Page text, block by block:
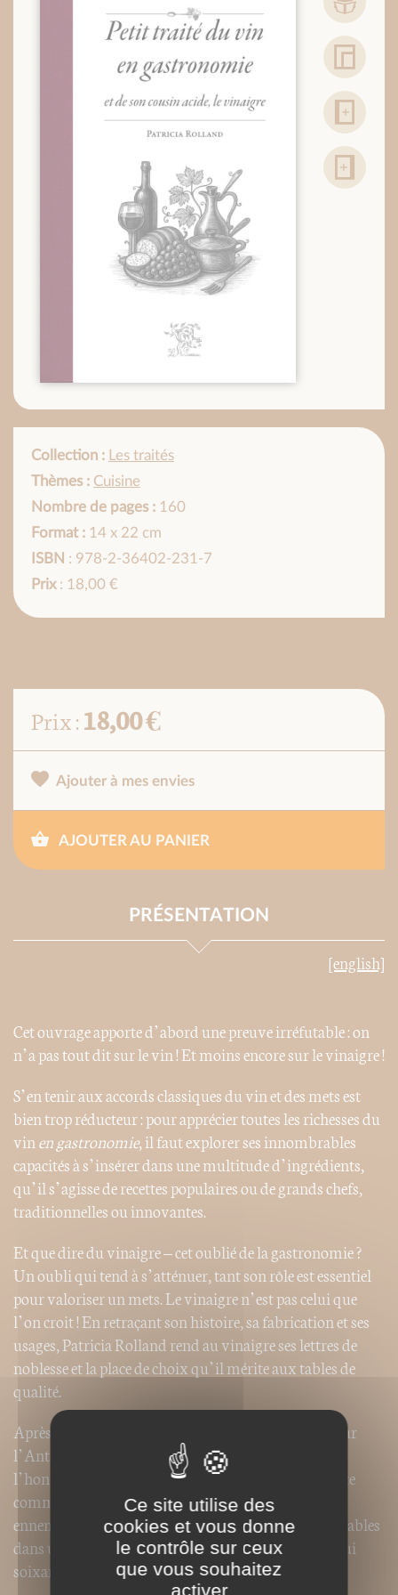
Collection : Les traités
Thèmes : Cuisine
Nombre de pages : 160
Format : 14 x 22 cm
ISBN : 978-2-36402-231-7
Prix: 18,00 €
Prix :18,00 €
Ajouter à mes envies
AJOUTER AU PANIER
PRÉSENTATION
[english]
Cet ouvrage apporte d’abord une preuve irréfutable : on
n’a pas tout dit sur le vin ! Et moins encore sur le vinaigre !
S’en tenir aux accords classiques du vin et des mets est
bien trop réducteur : pour apprécier toutes les richesses du
vinen gastronomie, il faut explorer ses innombrables
capacités à s’insérer dans une multitude d’ingrédients,
qu’il s’agisse de recettes populaires ou de grands chefs,
traditionnelles ou innovantes.
Et que dire du vinaigre – cet oublié de la gastronomie ?
Un oubli qui tend à s’atténuer, tant son rôle est essentiel
pour valoriser un mets. Le vinaigre n’est pas celui que
l’on croit ! En retraçant son histoire, sa fabrication et ses
usages, Patricia Rolland rend au vinaigre ses lettres de
noblesse et la place de choix qu’il mérite aux tables de
qualité.
Après un périple sur les cinq continents – et même sur
l’Antarctique ! – où vin et vinaigre sont partout à
l’honneur, dans l’assiette ou le verre, l’ouvrage relate
comment ces deux frères de la vigne, apparemment
ennemis, sont en réalité indissociables et incontournables
dans une gastronomie digne de ce nom, avec à l’appui
soixante-cinq recettes.
Ce site utilise des
cookies et vous donne
le contrôle sur ceux
que vous souhaitez
activer